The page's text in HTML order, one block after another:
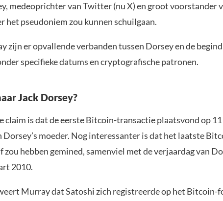
medeoprichter van Twitter (nu X) en groot voorstander
het pseudoniem zou kunnen schuilgaan.
zijn er opvallende verbanden tussen Dorsey en de
specifieke datums en cryptografische patronen.
Jack Dorsey?
claim is dat de eerste Bitcoin-transactie plaatsvond op
Dorsey’s moeder. Nog interessanter is dat het laatste
zou hebben gemined, samenviel met de verjaardag van
2010.
Murray dat Satoshi zich registreerde op het Bitcoin-